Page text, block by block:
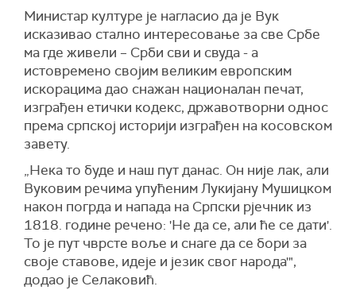
Министар културе је нагласио да је Вук
исказивао стално интересовање за све Србе
ма где живели – Срби сви и свуда - а
истовремено својим великим европским
искорацима дао снажан националан печат,
изграђен етички кодекс, државотворни однос
према српској историји изграђен на косовском
завету.
„Нека то буде и наш пут данас. Он није лак, али
Вуковим речима упућеним Лукијану Мушицком
након погрда и напада на Српски рјечник из
1818. године речено: 'Не да се, али ће се дати'.
То је пут чврсте воље и снаге да се бори за
своје ставове, идеје и језик свог народа'",
додао је Селаковић.